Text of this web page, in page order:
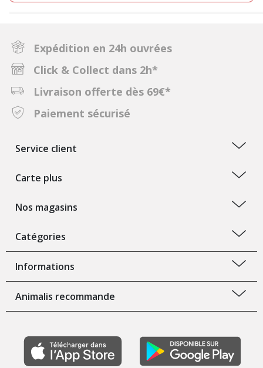
Expédition en 24h ouvrées
Click & Collect dans 2h*
Livraison offerte dès 69€*
Paiement sécurisé
Service client
Carte plus
Nos magasins
Catégories
Informations
Animalis recommande